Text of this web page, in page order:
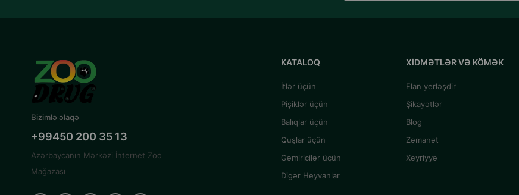
Bizimlə əlaqə
+99450 200 35 13
Azərbaycanın Mərkəzi İnternet Zoo
Mağazası
KATALOQ
İtlər üçün
Pişiklər üçün
Balıqlar üçün
Quşlar üçün
Gəmiricilər üçün
Digər Heyvanlar
XIDMƏTLƏR VƏ KÖMƏK
Elan yerləşdir
Şikayətlər
Blog
Zəmanət
Xeyriyyə